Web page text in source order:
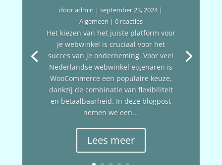
dooradmin |september 23, 2024|
Algemeen | 0 reacties
Het kiezen van het juiste platform voor
je webwinkel is cruciaal voor het
succes van je onderneming. Voor veel
Nederlandse webwinkel eigenaren is
WooCommerce een populaire keuze,
dankzij de combinatie van flexibiliteit
en betaalbaarheid. In deze blogpost
nemen we een...
Lees meer